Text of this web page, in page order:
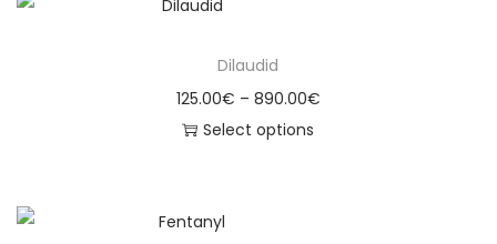
Dilaudid
125.00€ – 890.00€
Select options